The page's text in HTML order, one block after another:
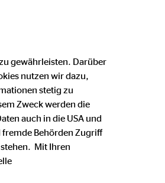
gewährleisten. Darüber
nutzen wir dazu,
stetig zu
Zweck werden die
auch in die USA und
fremde Behörden Zugriff
Mit Ihren